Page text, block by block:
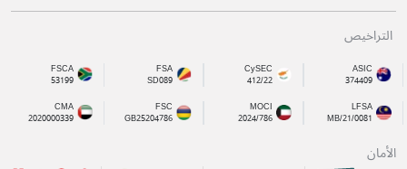
التراخيص
ASIC
374409
CySEC
412/22
FSA
SD089
FSCA
53199
LFSA
MB/21/0081
MOCI
2024/786
FSC
GB25204786
CMA
2020000339
الأمان